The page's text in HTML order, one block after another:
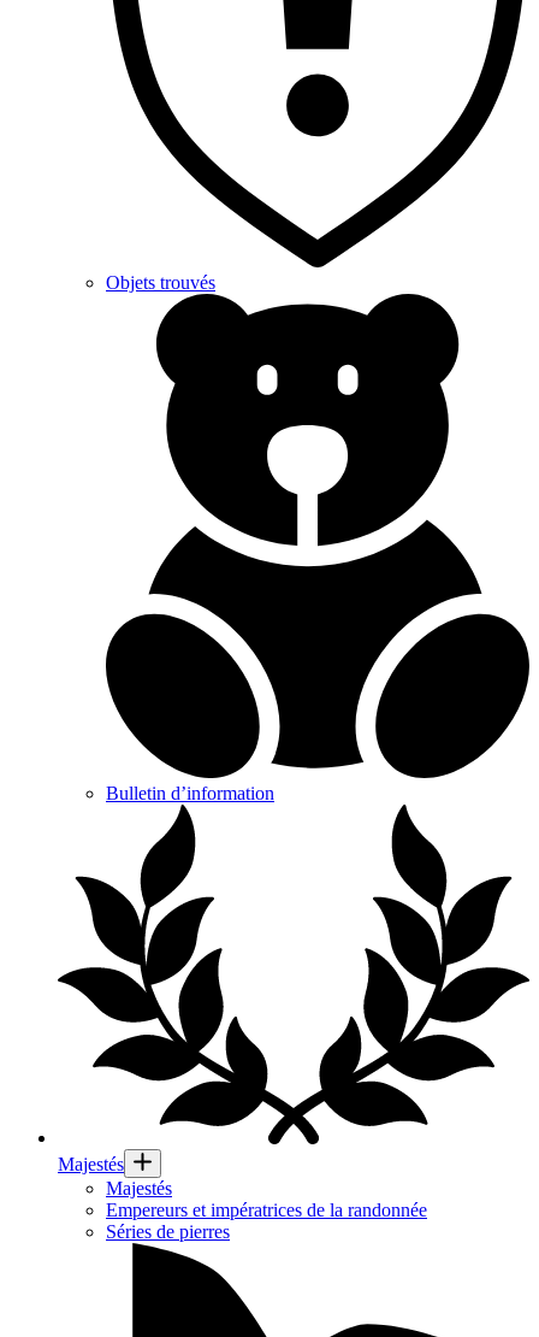
Objets trouvés
Bulletin d’information
Majestés
Majestés
Empereurs et impératrices de la randonnée
Séries de pierres